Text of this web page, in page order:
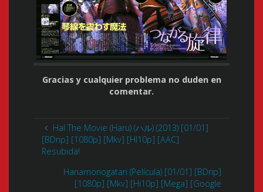
Gracias y cualquier problema no duden en
comentar.
Hal The Movie (Haru) (ハル) (2013) [01/01]
[BDrip] [1080p] [Mkv] [HI10p] [AAC]
Resubida!
Hanamonogatari (Película) [01/01] [BDrip]
[1080p] [Mkv] [Hi10p] [Mega] [Google